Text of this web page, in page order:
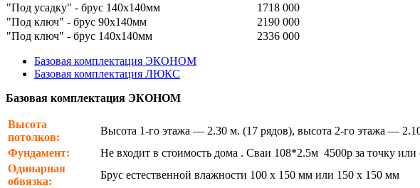
"Под усадку" - брус 140х140мм
1718 000
"Под ключ" - брус 90х140мм
2190 000
"Под ключ" - брус 140х140мм
2336 000
Базовая комплектация ЭКОНОМ
Базовая комплектация ЛЮКС
Базовая комплектация ЭКОНОМ
Высота
потолков:
Высота 1-го этажа — 2.30 м. (17 рядов), высота 2-го этажа —
Фундамент:
Не входит в стоимость дома . Сваи 108*2.5м 4500р за точку или
Одинарная
обвязка:
Брус естественной влажности 100 х 150 мм или 150 х 150 мм